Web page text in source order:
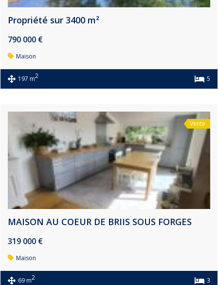
Propriété sur 3400 m²
790 000 €
Maison
197 m2 5
Vente
MAISON AU COEUR DE BRIIS SOUS FORGES
319 000 €
Maison
69 m2 3